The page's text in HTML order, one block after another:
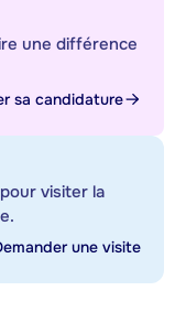
une différence
sa candidature
visiter la
une visite